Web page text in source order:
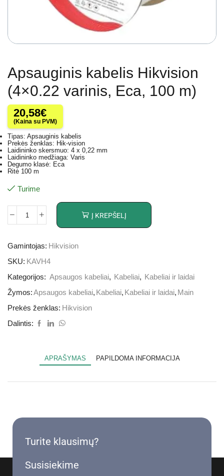
Apsauginis kabelis Hikvision
(4×0.22 varinis, Eca, 100 m)
20,58€
(Kaina su PVM)
Tipas: Apsauginis kabelis
Prekės ženklas: Hik-vision
Laidininko skersmuo: 4 x 0,22 mm
Laidininko medžiaga: Varis
Degumo klasė: Eca
Ritė 100 m
Turime
Į KREPŠELĮ
Gamintojas: Hikvision
SKU: KAVH4
Kategorijos: Apsaugos kabeliai, Kabeliai, Kabeliai ir laidai
Žymos:Apsaugos kabeliai, Kabeliai, Kabeliai ir laidai, Main
Prekės ženklas: Hikvision
Dalintis:
APRAŠYMAS PAPILDOMA INFORMACIJA
Turite klausimų?
Susisiekime